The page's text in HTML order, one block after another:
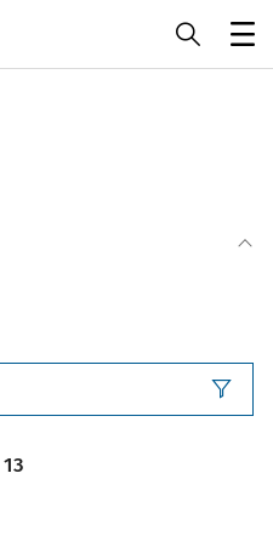
13